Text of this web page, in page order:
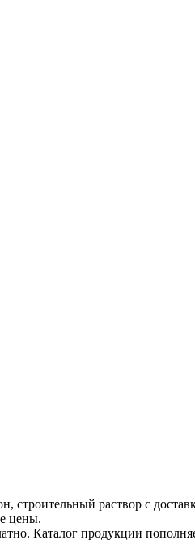
раствор с
цены.
Каталог продукции